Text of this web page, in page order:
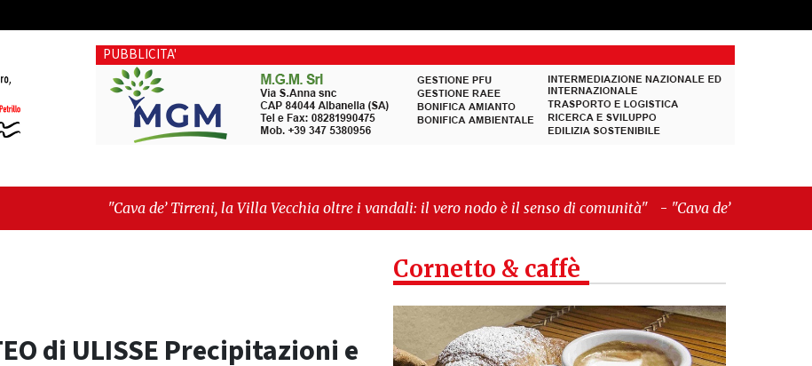
PUBBLICITA'
de’ Tirreni, la Villa Vecchia oltre i vandali: il vero nodo è il senso di comunità" -"Cava de’ Tirreni, La
sull'ultima seduta consiliare: “Serve chiarezza!”"
di ULISSE Precipitazioni e
Cornetto & caffè